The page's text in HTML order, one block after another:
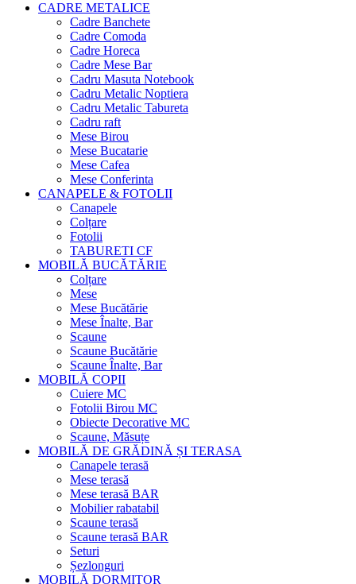
CADRE METALICE
Cadre Banchete
Cadre Comoda
Cadre Horeca
Cadre Mese Bar
Cadru Masuta Notebook
Cadru Metalic Noptiera
Cadru Metalic Tabureta
Cadru raft
Mese Birou
Mese Bucatarie
Mese Cafea
Mese Conferinta
CANAPELE & FOTOLII
Canapele
Colțare
Fotolii
TABURETI CF
MOBILĂ BUCĂTĂRIE
Colțare
Mese
Mese Bucătărie
Mese Înalte, Bar
Scaune
Scaune Bucătărie
Scaune Înalte, Bar
MOBILĂ COPII
Cuiere MC
Fotolii Birou MC
Obiecte Decorative MC
Scaune, Măsuțe
MOBILĂ DE GRĂDINĂ ȘI TERASA
Canapele terasă
Mese terasă
Mese terasă BAR
Mobilier rabatabil
Scaune terasă
Scaune terasă BAR
Seturi
Șezlonguri
MOBILĂ DORMITOR